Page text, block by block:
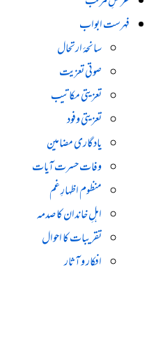
فہرست ابواب
سانحۂ ارتحال
صوتی تعزیت
تعزیتی مکاتیب
تعزیتی وفود
یادگاری مضامین
وفات حسرت آیات
منظوم اظہارِ غم
اہلِ خاندان کا صدمہ
تقریبات کا احوال
افکار و آثار